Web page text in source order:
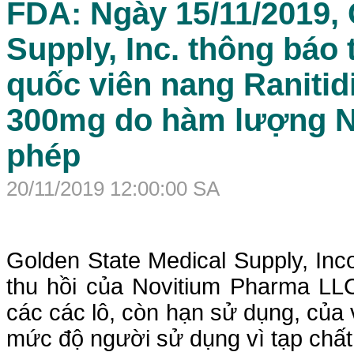
FDA: Ngày 15/11/
Supply, Inc. thông
quốc viên nang
300mg do hàm lượng
phép
20/11/2019 12:00:00 SA
Golden State Medical Supply,
thu hồi của Novitium Pharma
các các lô, còn hạn sử dụng, của
mức độ người sử dụng vì tạp